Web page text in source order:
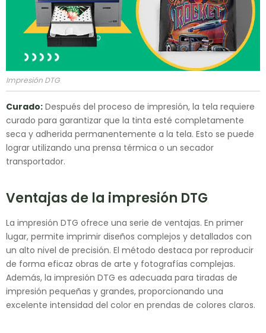
Impresión DTG
Curado: Después del proceso de impresión, la tela requiere
curado para garantizar que la tinta esté completamente
seca y adherida permanentemente a la tela. Esto se puede
lograr utilizando una prensa térmica o un secador
transportador.
Ventajas de la impresión DTG
La impresión DTG ofrece una serie de ventajas. En primer
lugar, permite imprimir diseños complejos y detallados con
un alto nivel de precisión. El método destaca por reproducir
de forma eficaz obras de arte y fotografías complejas.
Además, la impresión DTG es adecuada para tiradas de
impresión pequeñas y grandes, proporcionando una
excelente intensidad del color en prendas de colores claros.